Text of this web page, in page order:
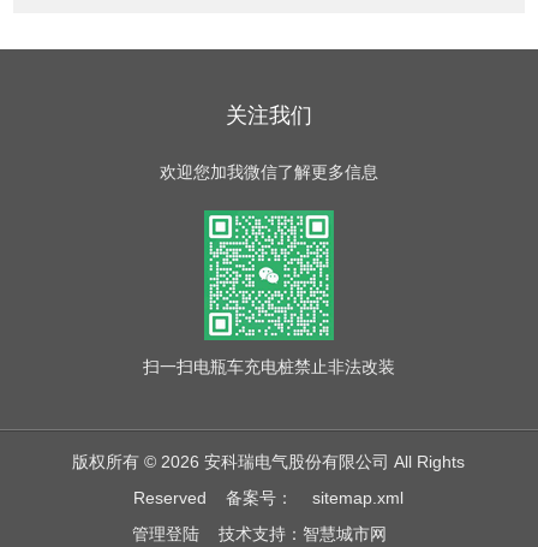
关注我们
欢迎您加我微信了解更多信息
扫一扫电瓶车充电桩禁止非法改装
版权所有 © 2026 安科瑞电气股份有限公司 All Rights
Reserved备案号：
sitemap.xml
管理登陆技术支持： 智慧城市网